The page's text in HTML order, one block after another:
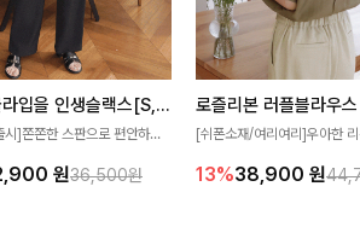
숏중롱골라입을 인생슬랙스[S,M,L,XL사이즈]
시]쫀쫀한 스판으로 편안하게
장과 와이드·부츠컷 핏까지 취
원36,500원
로즐리본 러플블라우스
[쉬폰소재/여리여리]우아한
분위기를 더해주는 블라우스
13%38,900 원